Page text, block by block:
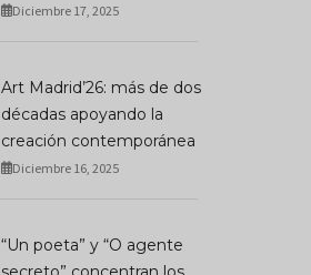
Diciembre 17, 2025
Art Madrid’26: más de dos
décadas apoyando la
creación contemporánea
Diciembre 16, 2025
“Un poeta” y “O agente